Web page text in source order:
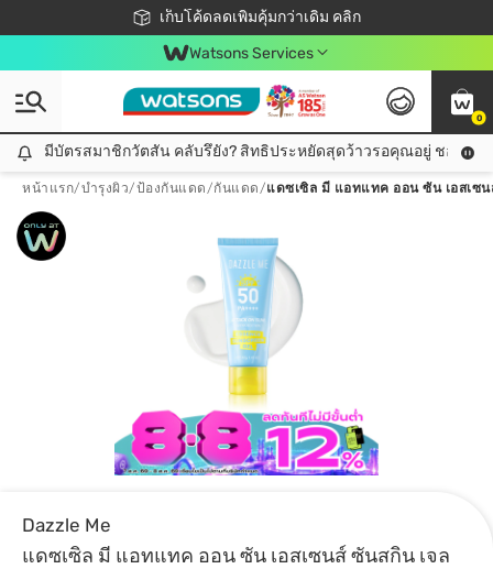
เก็บโค้ดลดเพิ่มคุ้มกว่าเดิม คลิก
ชอปออนไลน์ครั้งแรก ลดเพิ่มจุก ๆ 10%! 🎉
📦ส่งฟรี! เมื่อชอป 499฿
สมาชิกวัตสัน คลับดียังไง?
Watsons Services
0
มีบัตรสมาชิกวัตสัน คลับรึยัง? สิทธิประหยัดสุดว้าวรอคุณอยู่ ชอปคุ้มกว่าเดิม คลิก!
มีบัตรสมาชิกวัตสัน คลับรึยัง? สิทธิประหยัดสุดว้าวรอคุณอยู่ ชอปคุ้มก
หน้าแรก/บำรุงผิว/ป้องกันแดด/กันแดด/แดซเซิล มี แอทแทค ออน ซัน เอสเซ
Dazzle Me
แดซเซิล มี แอทแทค ออน ซัน เอสเซนส์ ซันสกิน เจล